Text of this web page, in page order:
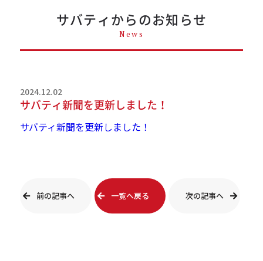
サバティからのお知らせ
News
2024.12.02
サバティ新聞を更新しました！
サバティ新聞を更新しました！
前の記事へ 一覧へ戻る 次の記事へ